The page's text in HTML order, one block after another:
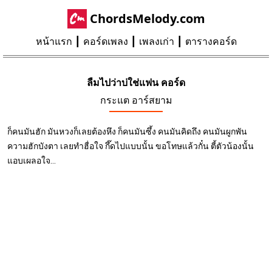
ChordsMelody.com
หน้าแรก คอร์ดเพลง เพลงเก่า ตารางคอร์ด
ลืมไปว่าบ่ใช่แฟน คอร์ด
กระแต อาร์สยาม
ก็คนมันฮัก มันหวงก็เลยต้องหึง ก็คนมันซึ้ง คนมันคิดถึง คนมันผูกพัน
ความฮักบังตา เลยทำฮื่อใจ กึ๊ดไปแบบนั้น ขอโทษแล้วกั๋น ตี้ตัวน้องนั้น
แอบเผลอใจ...